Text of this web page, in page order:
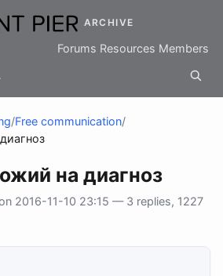
ARCHIVE
Forums Resources Members
/Free communication/
на диагноз
2016-11-10 23:15 — 3 replies, 1227